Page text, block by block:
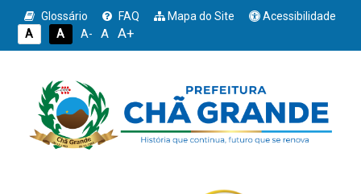
Glossário FAQ Mapa do Site
Acessibilidade
A
A A- A A+